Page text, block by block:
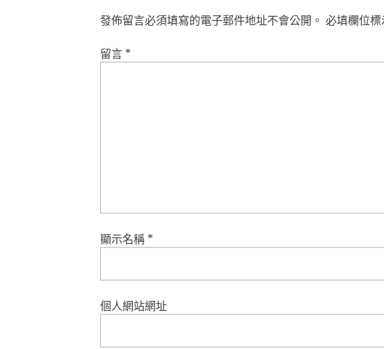
發佈留言必須填寫的電子郵件地址不會公開。 必填欄位標
留言 *
顯示名稱 *
個人網站網址